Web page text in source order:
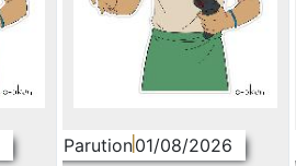
Parution01/08/2026